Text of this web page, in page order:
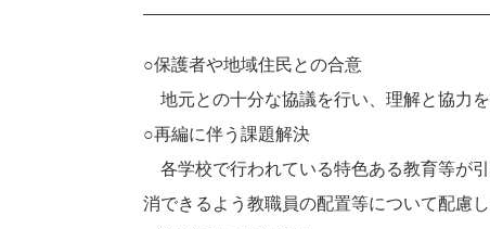
○保護者や地域住民との合意
地元との十分な協議を行い、理解と協力
○再編に伴う課題解決
各学校で行われている特色ある教育等が
消できるよう教職員の配置等について配慮し